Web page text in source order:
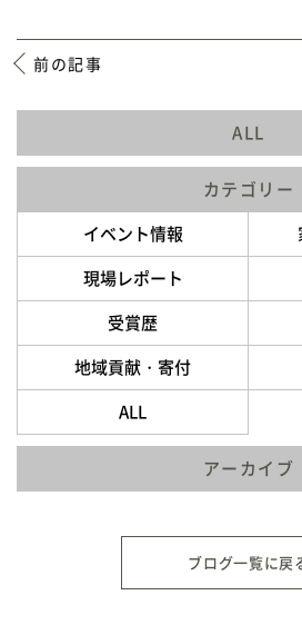
前の記事
ALL
カテゴリー
イベント情報
現場レポート
受賞歴
地域貢献・寄付
ALL
アーカイブ
2026年7月
ブログ一覧に戻